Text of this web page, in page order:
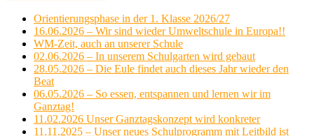
Orientierungsphase in der 1. Klasse 2026/27
16.06.2026 – Wir sind wieder Umweltschule in Europa!!
WM-Zeit, auch an unserer Schule
02.06.2026 – In unserem Schulgarten wird gebaut
28.05.2026 – Die Eule findet auch dieses Jahr wieder den
Beat
06.05.2026 – So essen, entspannen und lernen wir im
Ganztag!
11.02.2026 Unser Ganztagskonzept wird konkreter
11.11.2025 – Unser neues Schulprogramm mit Leitbild ist